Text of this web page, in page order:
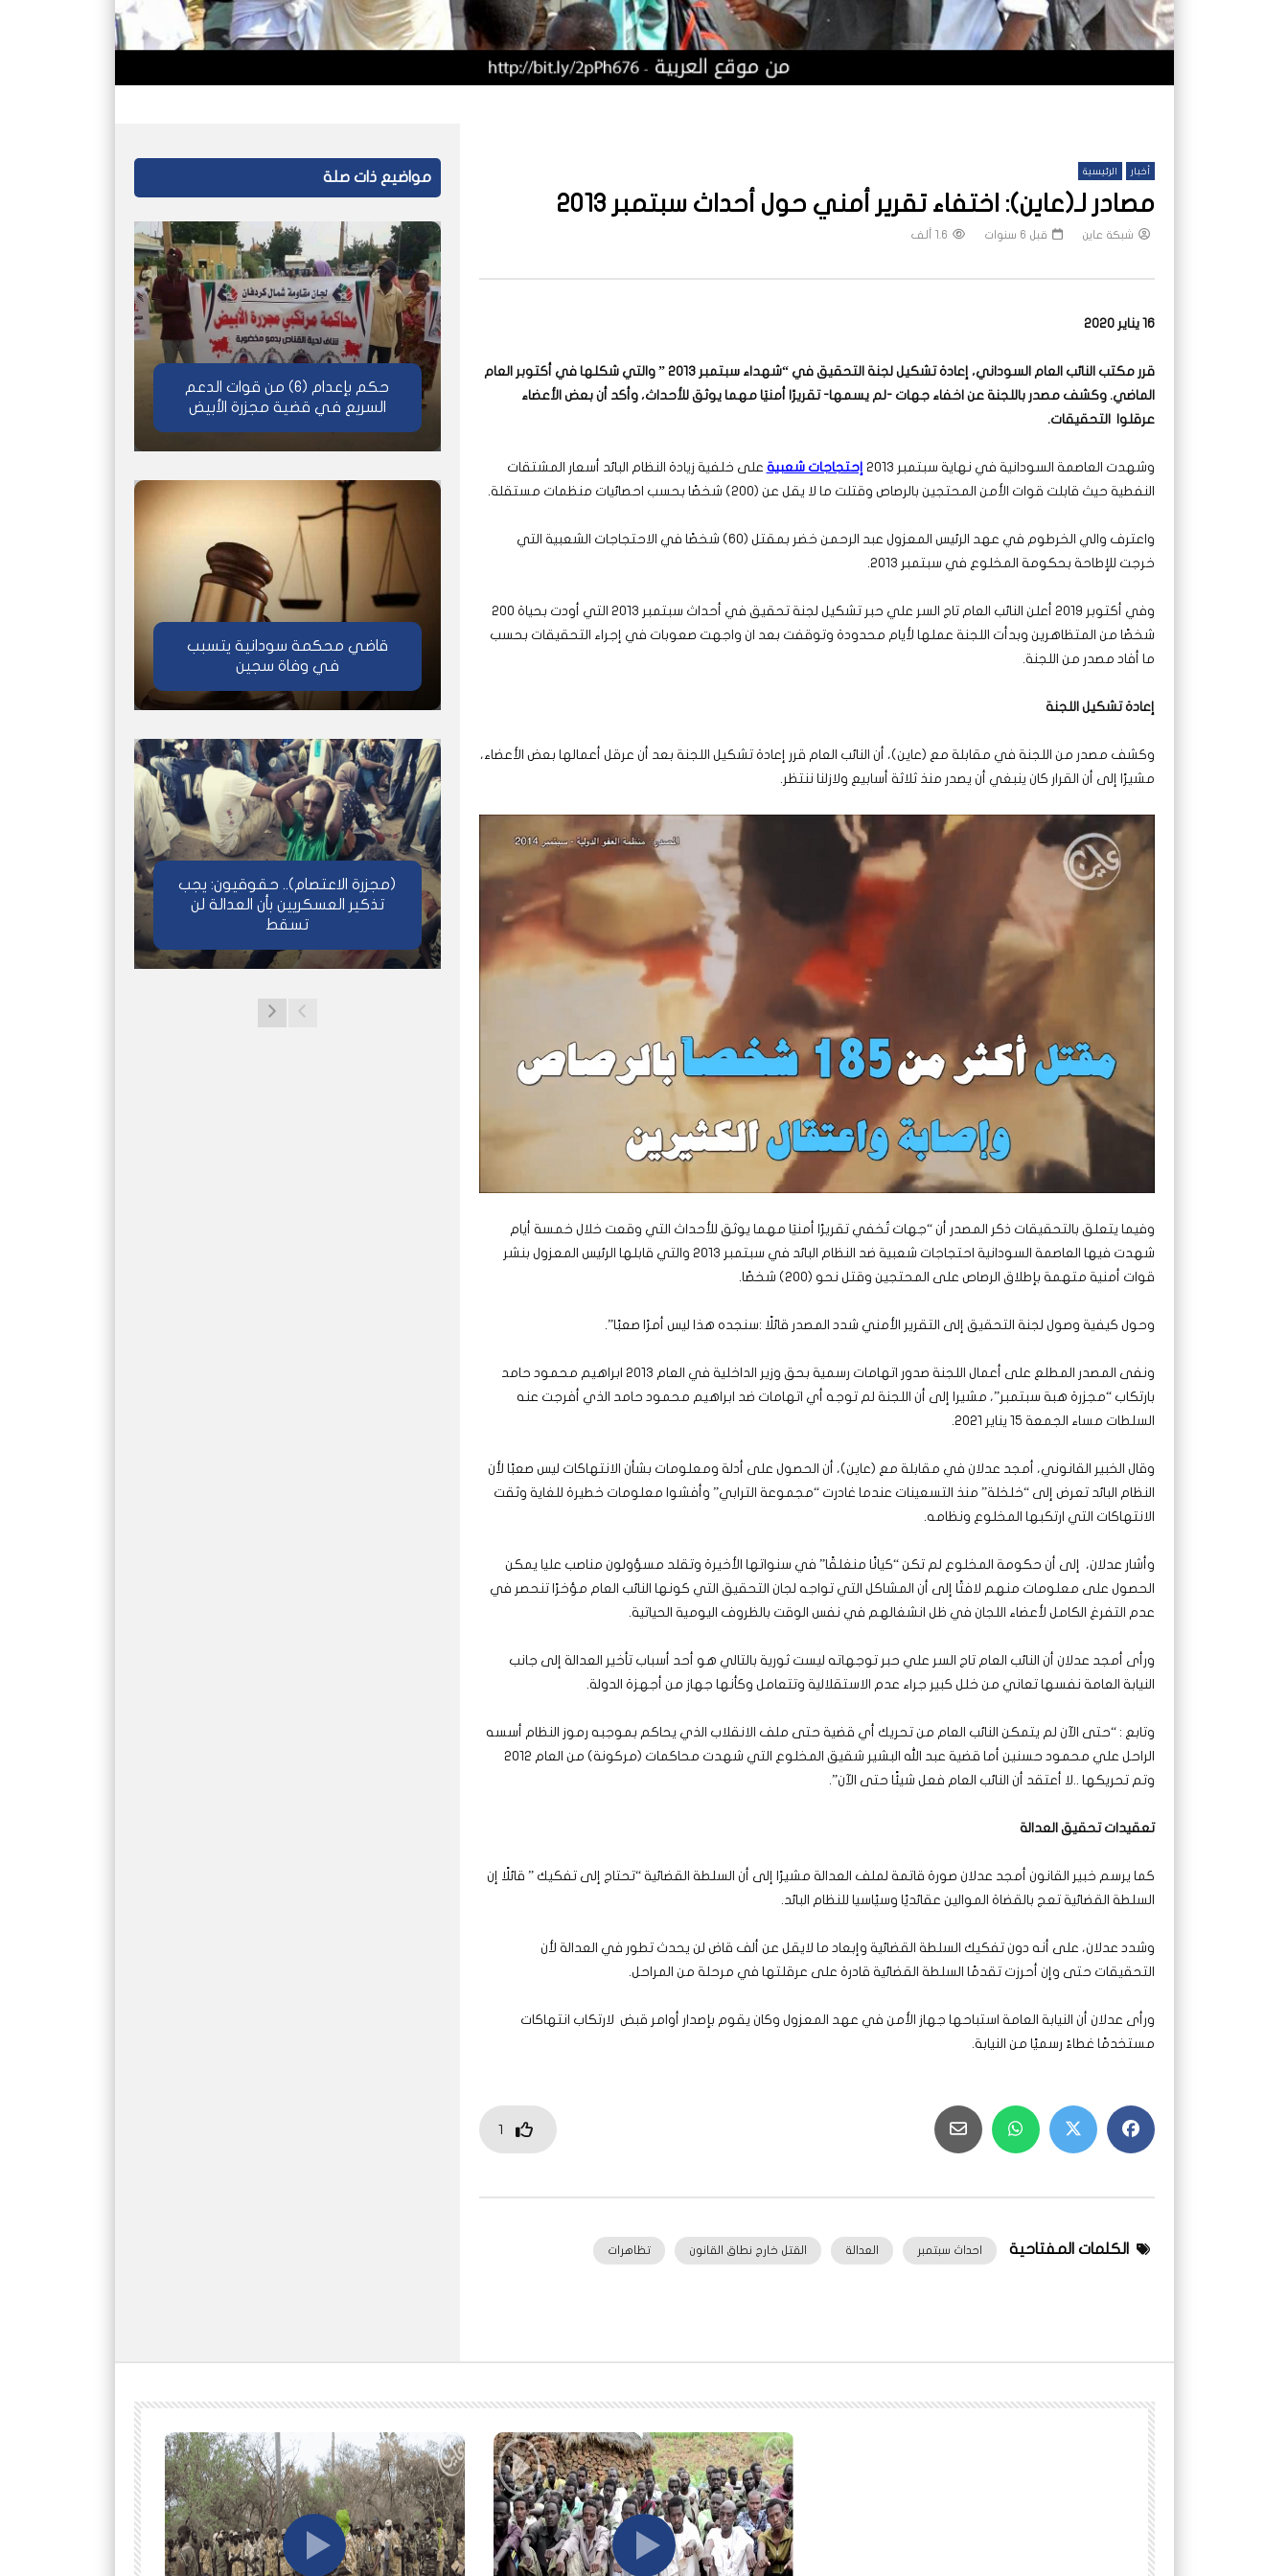
أخبار الرئيسية
مصادر لـ(عاين): اختفاء تقرير أمني حول أحداث سبتمبر 2013
شبكة عاين قبل 6 سنوات 1.6 ألف
16 يناير 2020
قرر مكتب النائب العام السوداني، إعادة تشكيل لجنة التحقيق في “شهداء سبتمبر 2013 ” والتي شكلها في أكتوبر العام
الماضي. وكشف مصدر باللجنة عن اخفاء جهات -لم يسمها- تقريرًا أمنيَا مهما يوثق للأحداث، وأكد أن بعض الأعضاء
عرقلوا التحقيقات.
وشهدت العاصمة السودانية في نهاية سبتمبر 2013 إحتجاجات شعبية على خلفية زيادة النظام البائد أسعار المشتقات
النفطية حيث قابلت قوات الأمن المحتجين بالرصاص وقتلت ما لا يقل عن (200) شخصًا بحسب احصائيات منظمات مستقلة.
واعترف والي الخرطوم في عهد الرئيس المعزول عبد الرحمن خضر بمقتل (60) شخصًا في الاحتجاجات الشعبية التي
خرجت للإطاحة بحكومة المخلوع في سبتمبر 2013.
وفي أكتوبر 2019 أعلن النائب العام تاج السر علي حبر تشكيل لجنة تحقيق في أحداث سبتمبر 2013 التي أودت بحياة 200
شخصًا من المتظاهرين وبدأت اللجنة عملها لأيام محدودة وتوقفت بعد ان واجهت صعوبات في إجراء التحقيقات بحسب
ما أفاد مصدر من اللجنة.
إعادة تشكيل اللجنة
وكشف مصدر من اللجنة في مقابلة مع (عاين)، أن النائب العام قرر إعادة تشكيل اللجنة بعد أن عرقل أعمالها بعض الأعضاء،
مشيرًا إلى أن القرار كان ينبغي أن يصدر منذ ثلاثة أسابيع ولازلنا ننتظر.
وفيما يتعلق بالتحقيقات ذكر المصدر أن “جهات تُخفي تقريرًا أمنيَا مهما يوثق للأحداث التي وقعت خلال خمسة أيام
شهدت فيها العاصمة السودانية احتجاجات شعبية ضد النظام البائد في سبتمبر 2013 والتي قابلها الرئيس المعزول بنشر
قوات أمنية متهمة بإطلاق الرصاص على المحتجين وقتل نحو (200) شخصًا.
وحول كيفية وصول لجنة التحقيق إلى التقرير الأمني شدد المصدر قائلًا :سنجده هذا ليس أمرًا صعبًا”.
ونفى المصدر المطلع على أعمال اللجنة صدور اتهامات رسمية بحق وزير الداخلية في العام 2013 ابراهيم محمود حامد
بارتكاب “مجزرة هبة سبتمبر”، مشيرا إلى أن اللجنة لم توجه أي اتهامات ضد ابراهيم محمود حامد الذي أفرجت عنه
السلطات مساء الجمعة 15 يناير 2021.
وقال الخبير القانوني، أمجد عدلان في مقابلة مع (عاين)، أن الحصول على أدلة ومعلومات بشأن الانتهاكات ليس صعبًا لأن
النظام البائد تعرض إلى “خلخلة” منذ التسعينات عندما غادرت “مجموعة الترابي” وأفشوا معلومات خطيرة للغاية وثقت
الانتهاكات التي ارتكبها المخلوع ونظامه.
وأشار عدلان، إلى أن حكومة المخلوع لم تكن “كيانًا منغلقًا” في سنواتها الأخيرة وتقلد مسؤولون مناصب عليا يمكن
الحصول على معلومات منهم لافتًا إلى أن المشاكل التي تواجه لجان التحقيق التي كونها النائب العام مؤخرًا تنحصر في
عدم التفرغ الكامل لأعضاء اللجان في ظل انشغالهم في نفس الوقت بالظروف اليومية الحياتية.
ورأى أمجد عدلان أن النائب العام تاج السر علي حبر توجهاته ليست ثورية بالتالي هو أحد أسباب تأخير العدالة إلى جانب
النيابة العامة نفسها تعاني من خلل كبير جراء عدم الاستقلالية وتتعامل وكأنها جهاز من أجهزة الدولة.
وتابع : “حتى الآن لم يتمكن النائب العام من تحريك أي قضية حتى ملف الانقلاب الذي يحاكم بموجبه رموز النظام أسسه
الراحل علي محمود حسنين أما قضية عبد الله البشير شقيق المخلوع التي شهدت محاكمات (مركونة) من العام 2012
وتم تحريكها ..لا أعتقد أن النائب العام فعل شيئًا حتى الآن”.
تعقيدات تحقيق العدالة
كما يرسم خبير القانون أمجد عدلان صورة قاتمة لملف العدالة مشيرًا إلى أن السلطة القضائية “تحتاج إلى تفكيك ” قائلًا إن
السلطة القضائية تعج بالقضاة الموالين عقائديًا وسيًاسيا للنظام البائد.
وشدد عدلان، على أنه دون تفكيك السلطة القضائية وإبعاد ما لايقل عن ألف قاض لن يحدث تطور في العدالة لأن
التحقيقات حتى وإن أحرزت تقدمًا السلطة القضائية قادرة على عرقلتها في مرحلة من المراحل.
ورأى عدلان أن النيابة العامة استباحها جهاز الأمن في عهد المعزول وكان يقوم بإصدار أوامر قبض لارتكاب انتهاكات
مستخدمًا غطاءً رسميًا من النيابة.
1
الكلمات المفتاحية احداث سبتمبر العدالة القتل خارج نطاق القانون تظاهرات
مواضيع ذات صلة
حكم بإعدام (6) من قوات الدعم
السريع في قضية مجزرة الأبيض
قاضي محكمة سودانية يتسبب
في وفاة سجين
(مجزرة الاعتصام).. حقوقيون: يجب
تذكير العسكريين بأن العدالة لن
تسقط